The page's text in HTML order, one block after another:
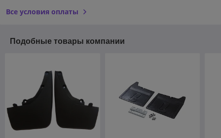
Все условия оплаты
Подобные товары компании